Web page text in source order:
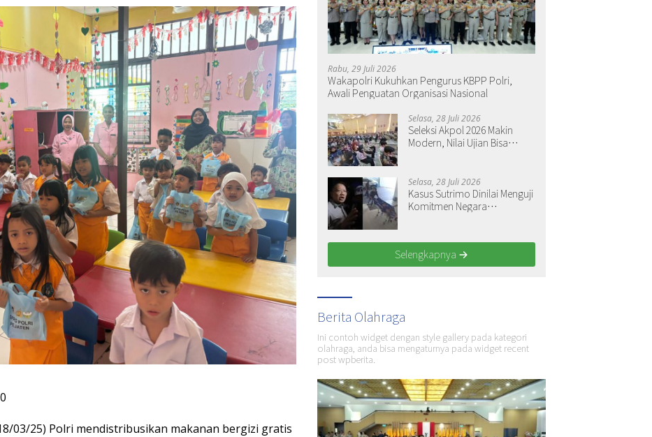
03/25) Polri mendistribusikan makanan bergizi gratis
Rabu, 29 Juli 2026
Wakapolri Kukuhkan Pengurus KBPP Polri,
Awali Penguatan Organisasi Nasional
Selasa, 28 Juli 2026
Seleksi Akpol 2026 Makin
Modern, Nilai Ujian Bisa
Selasa, 28 Juli 2026
Kasus Sutrimo Dinilai Menguji
Komitmen Negara
Selengkapnya
Berita Olahraga
Ini contoh widget dengan style gallery pada kategori
olahraga, anda bisa mengaturnya pada widget recent
post wpberita.